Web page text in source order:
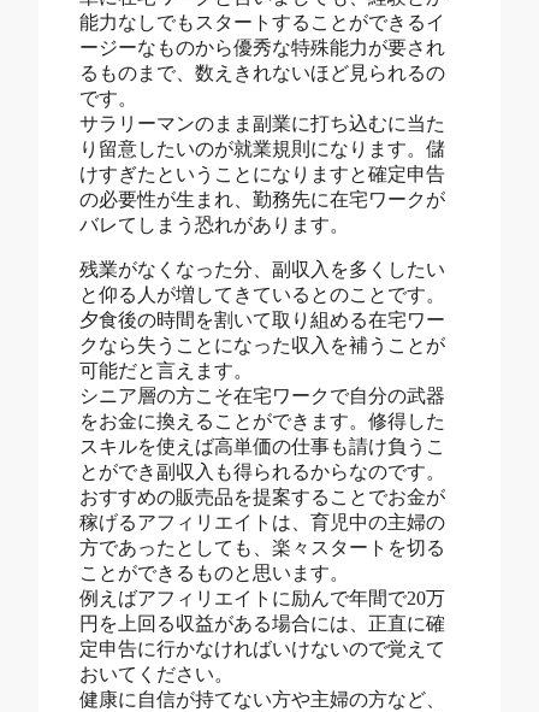
能力なしでもスタートすることができるイ
ージーなものから優秀な特殊能力が要され
るものまで、数えきれないほど見られるの
です。
サラリーマンのまま副業に打ち込むに当た
り留意したいのが就業規則になります。儲
けすぎたということになりますと確定申告
の必要性が生まれ、勤務先に在宅ワークが
バレてしまう恐れがあります。
残業がなくなった分、副収入を多くしたい
と仰る人が増してきているとのことです。
夕食後の時間を割いて取り組める在宅ワー
クなら失うことになった収入を補うことが
可能だと言えます。
シニア層の方こそ在宅ワークで自分の武器
をお金に換えることができます。修得した
スキルを使えば高単価の仕事も請け負うこ
とができ副収入も得られるからなのです。
おすすめの販売品を提案することでお金が
稼げるアフィリエイトは、育児中の主婦の
方であったとしても、楽々スタートを切る
ことができるものと思います。
例えばアフィリエイトに励んで年間で20万
円を上回る収益がある場合には、正直に確
定申告に行かなければいけないので覚えて
おいてください。
健康に自信が持てない方や主婦の方など、